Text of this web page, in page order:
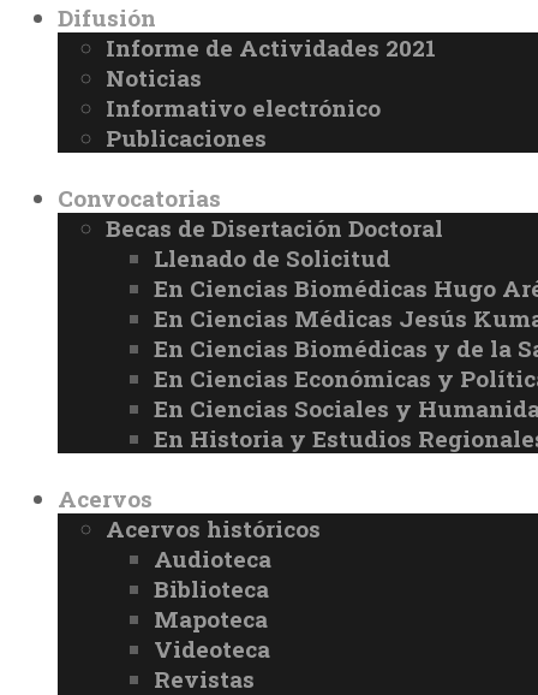
Difusión
Informe de Actividades 2021
Noticias
Informativo electrónico
Publicaciones
Convocatorias
Becas de Disertación Doctoral
Llenado de Solicitud
En Ciencias Biomédicas Hugo
En Ciencias Médicas Jesús
En Ciencias Biomédicas y de la
En Ciencias Económicas y
En Ciencias Sociales y
En Historia y Estudios
Acervos
Acervos históricos
Audioteca
Biblioteca
Mapoteca
Videoteca
Revistas